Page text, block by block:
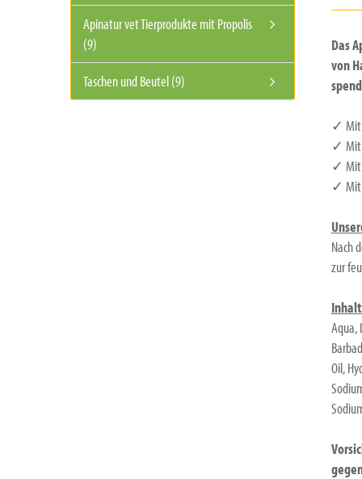
Das
von
✓ Mit
✓ Mit
✓ Mit
✓ Mit
Nach
zur
Aqua,
Oil,
Apinatur vet Tierprodukte mit Propolis
(9)
Taschen und Beutel (9)